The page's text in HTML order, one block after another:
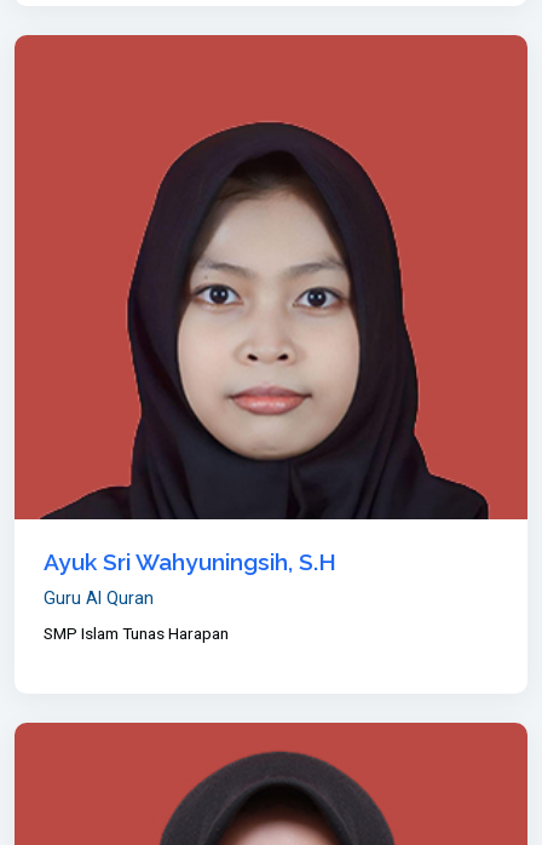
Ayuk Sri Wahyuningsih, S.H
Guru Al Quran
SMP Islam Tunas Harapan